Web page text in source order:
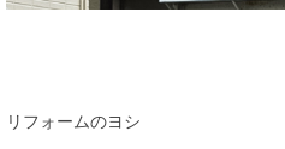
リフォームのヨシ